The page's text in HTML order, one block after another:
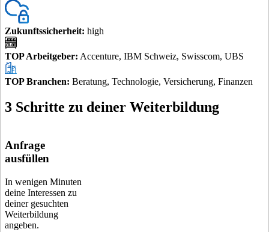
Zukunftssicherheit: high
TOP Arbeitgeber: Accenture, IBM Schweiz, Swisscom, UBS
TOP Branchen: Beratung, Technologie, Versicherung, Finanzen
3 Schritte zu deiner Weiterbildung
Anfrage
ausfüllen
In wenigen Minuten
deine Interessen zu
deiner gesuchten
Weiterbildung
angeben.